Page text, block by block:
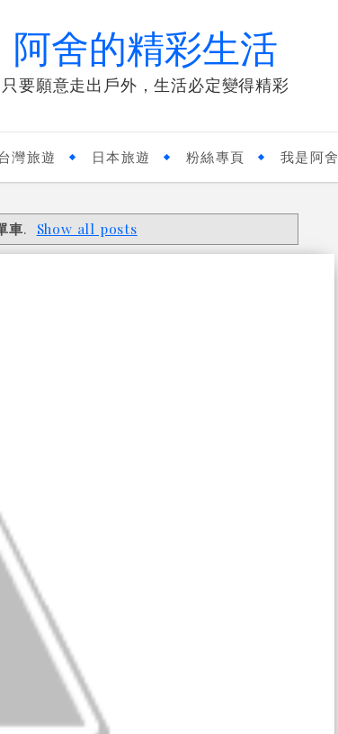
阿舍的精彩生活
只要願意走出戶外，生活必定變得精彩
灣旅遊 日本旅遊 粉絲專頁 我是阿舍
車. Show all posts